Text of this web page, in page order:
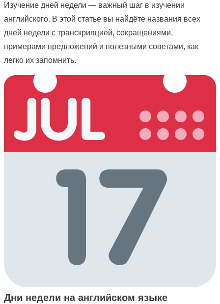
Изучение дней недели — важный шаг в изучении
английского. В этой статье вы найдёте названия всех
дней недели с транскрипцией, сокращениями,
примерами предложений и полезными советами, как
легко их запомнить.
Дни недели на английском языке